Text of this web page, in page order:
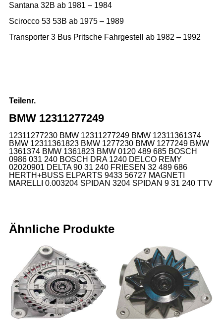
Santana 32B ab 1981 – 1984
Scirocco 53 53B ab 1975 – 1989
Transporter 3 Bus Pritsche Fahrgestell ab 1982 – 1992
Teilenr.
BMW 12311277249
12311277230 BMW 12311277249 BMW 12311361374
BMW 12311361823 BMW 1277230 BMW 1277249 BMW
1361374 BMW 1361823 BMW 0120 489 685 BOSCH
0986 031 240 BOSCH DRA 1240 DELCO REMY
02020901 DELTA 90 31 240 FRIESEN 32 489 686
HERTH+BUSS ELPARTS 9433 56727 MAGNETI
MARELLI 0.003204 SPIDAN 3204 SPIDAN 9 31 240 TTV
Ähnliche Produkte